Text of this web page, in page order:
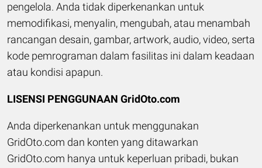
pengelola. Anda tidak diperkenankan untuk
memodifikasi, menyalin, mengubah, atau menambah
rancangan desain, gambar, artwork, audio, video, serta
kode pemrograman dalam fasilitas ini dalam keadaan
atau kondisi apapun.
LISENSI PENGGUNAAN GridOto.com
Anda diperkenankan untuk menggunakan
GridOto.com dan konten yang ditawarkan
GridOto.com hanya untuk keperluan pribadi, bukan